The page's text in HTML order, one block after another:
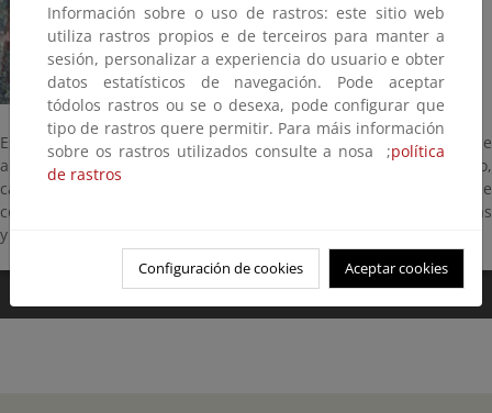
Es un ave de tamaño medio, mide unos 25 centímetros y se
alimenta de bayas y frutas, insectos y larvas de todo tipo,
caracoles y lombrices. Cría de marzo a julio en nidos que
construye en matorrales y árboles. Es una subespecie de Canarias
y Madeira.
0:00 / 0:04
Información sobre o uso de rastros: este sitio web
utiliza rastros propios e de terceiros para manter a
sesión, personalizar a experiencia do usuario e obter
datos estatísticos de navegación. Pode aceptar
tódolos rastros ou se o desexa, pode configurar que
tipo de rastros quere permitir. Para máis información
sobre os rastros utilizados consulte a nosa ;política
de rastros
Configuración de cookies Aceptar cookies